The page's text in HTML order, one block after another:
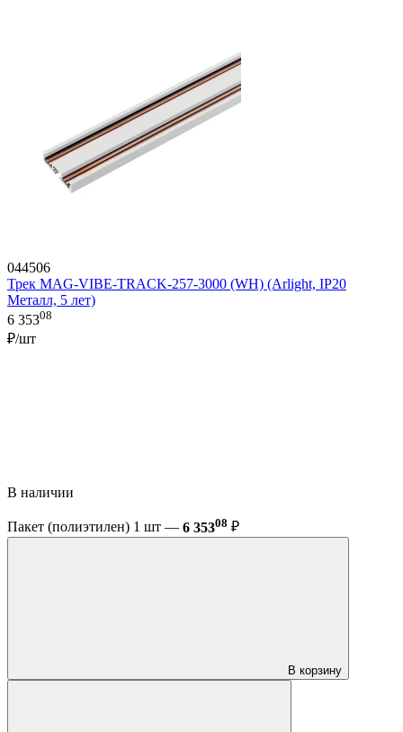
044506
Трек MAG-VIBE-TRACK-257-3000 (WH) (Arlight, IP20
Металл, 5 лет)
6 35308
₽/шт
В наличии
Пакет (полиэтилен) 1 шт — 6 35308 ₽
В корзину